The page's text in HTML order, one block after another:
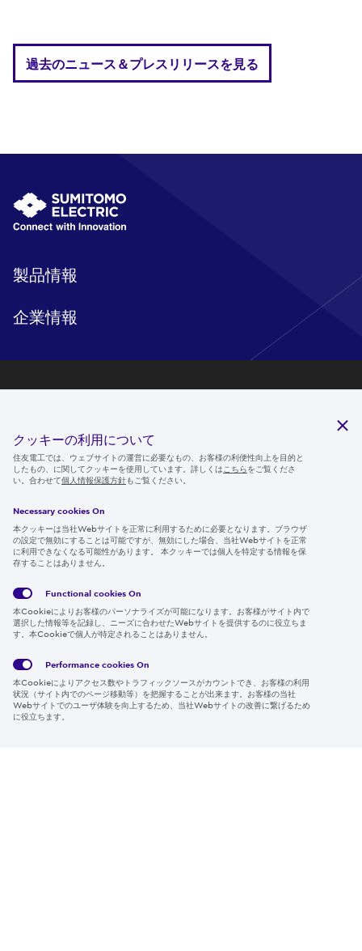
過去のニュース＆プレスリリースを見る
製品情報
企業情報
ニュースルーム
IR情報
採用情報
Global
Policy
サイト
約
Region & Language:
Japan | JP
クッキーの利用について
住友電工では、ウェブサイトの運営に必要なもの、お客様の利便性向上を目的と
したもの、に関してクッキーを使用しています。詳しくは こちらをご覧くださ
い。合わせて個人情報保護方針もご覧ください。
Necessary cookies On
本クッキーは当社Webサイトを正常に利用するために必要となります。ブラウザ
の設定で無効にすることは可能ですが、無効にした場合、当社Webサイトを正常
に利用できなくなる可能性があります。 本クッキーでは個人を特定する情報を保
存することはありません。
Functional cookies On
本Cookieによりお客様のパーソナライズが可能になります。お客様がサイト内で
選択した情報等を記録し、ニーズに合わせたWebサイトを提供するのに役立ちま
す。本Cookieで個人が特定されることはありません。
Performance cookies On
本Cookieによりアクセス数やトラフィックソースがカウントでき、お客様の利用
状況（サイト内でのページ移動等）を把握することが出来ます。お客様の当社
Webサイトでのユーザ体験を向上するため、当社Webサイトの改善に繋げるため
に役立ちます。